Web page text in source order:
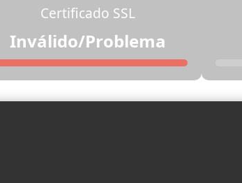
Certificado SSL
Inválido/Problema